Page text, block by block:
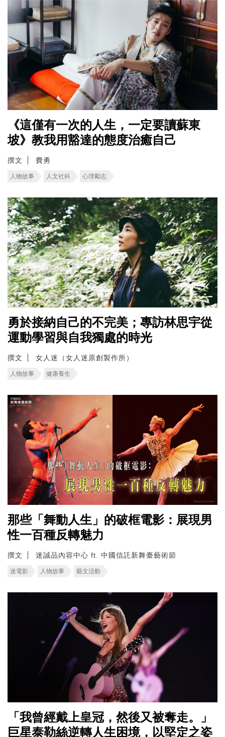
《這僅有一次的人生，一定要讀蘇東
坡》教我用豁達的態度治癒自己
撰文 費勇
人物故事 人文社科 心理勵志
勇於接納自己的不完美；專訪林思宇從
運動學習與自我獨處的時光
撰文 女人迷（女人迷原創製作所）
人物故事 健康養生
那些「舞動人生」的破框電影：展現男
性一百種反轉魅力
撰文 迷誠品內容中心 ft. 中國信託新舞臺藝術節
迷電影 人物故事 藝文活動
「我曾經戴上皇冠，然後又被奪走。」
巨星泰勒絲逆轉人生困境，以堅定之姿